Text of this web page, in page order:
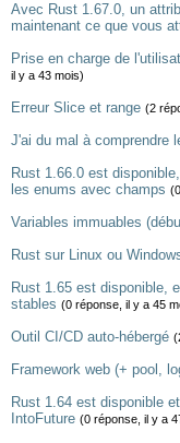
Avec Rust 1.67.0, un
maintenant ce que vous
Prise en charge de
il y a 43 mois)
Erreur Slice et range (2
J'ai du mal à comprendre
Rust 1.66.0 est
les enums avec champs
Variables immuables
Rust sur Linux ou
Rust 1.65 est disponible,
stables (0 réponse, il y a 45
Outil CI/CD auto-hébergé
Framework web (+ pool,
Rust 1.64 est disponible
IntoFuture (0 réponse, il y a